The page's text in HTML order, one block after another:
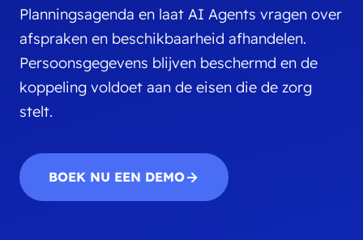
Planningsagenda en laat AI Agents vragen over
afspraken en beschikbaarheid afhandelen.
Persoonsgegevens blijven beschermd en de
koppeling voldoet aan de eisen die de zorg
stelt.
BOEK NU EEN DEMO